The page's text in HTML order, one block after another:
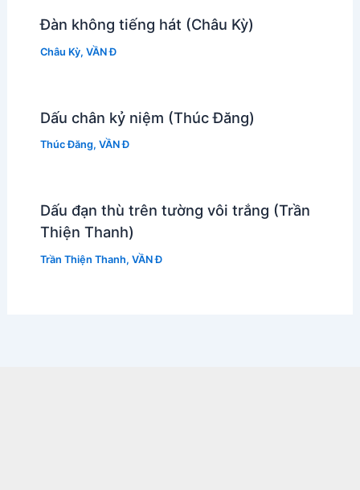
Đàn không tiếng hát (Châu Kỳ)
Châu Kỳ, VẦN Đ
Dấu chân kỷ niệm (Thúc Đăng)
Thúc Đăng, VẦN Đ
Dấu đạn thù trên tường vôi trắng (Trần
Thiện Thanh)
Trần Thiện Thanh, VẦN Đ